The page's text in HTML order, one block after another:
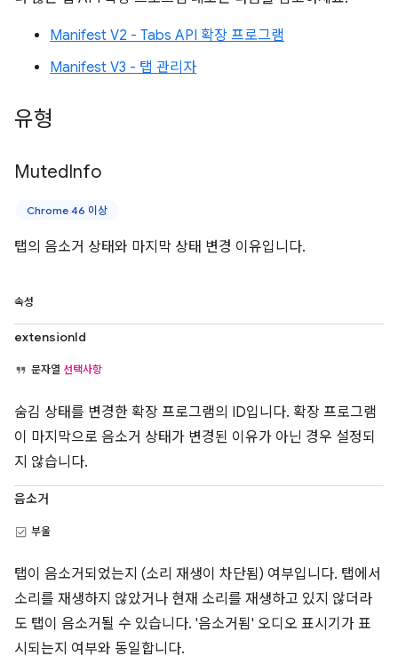
Manifest V2 - Tabs API 확장 프로그램
Manifest V3 - 탭 관리자
유형
MutedInfo
Chrome 46 이상
탭의 음소거 상태와 마지막 상태 변경 이유입니다.
속성
extensionId
문자열 선택사항
숨김 상태를 변경한 확장 프로그램의 ID입니다. 확장 프로그램
이 마지막으로 음소거 상태가 변경된 이유가 아닌 경우 설정되
지 않습니다.
음소거
부울
탭이 음소거되었는지 (소리 재생이 차단됨) 여부입니다. 탭에서
소리를 재생하지 않았거나 현재 소리를 재생하고 있지 않더라
도 탭이 음소거될 수 있습니다. '음소거됨' 오디오 표시기가 표
시되는지 여부와 동일합니다.